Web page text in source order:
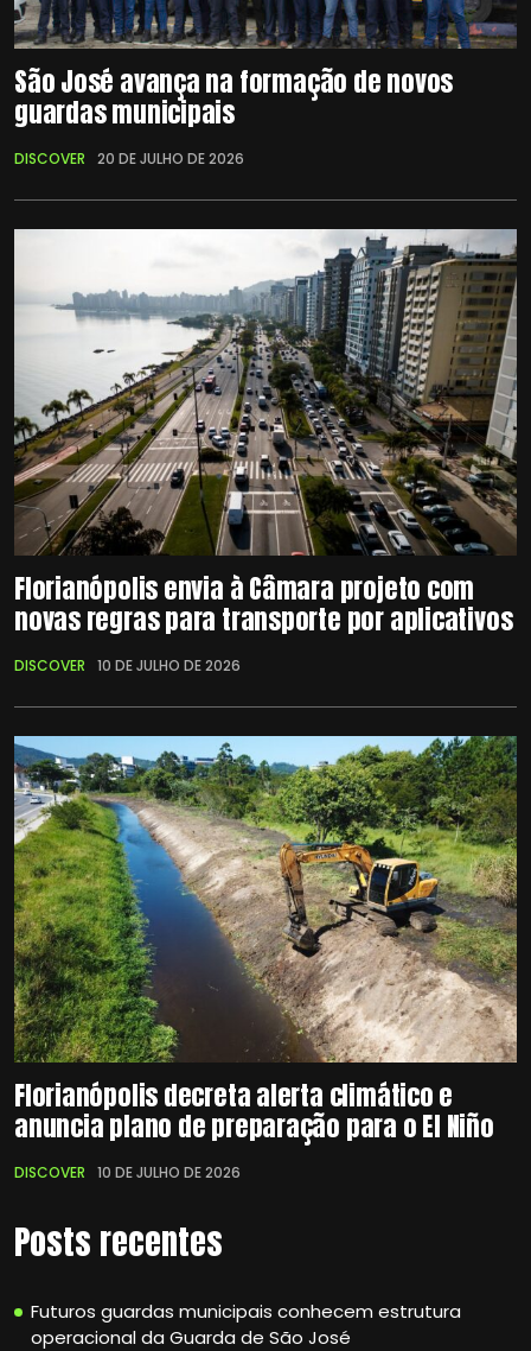
São José avança na formação de novos
guardas municipais
DISCOVER 20 DE JULHO DE 2026
Florianópolis envia à Câmara projeto com
novas regras para transporte por aplicativos
DISCOVER 10 DE JULHO DE 2026
Florianópolis decreta alerta climático e
anuncia plano de preparação para o El Niño
DISCOVER 10 DE JULHO DE 2026
Posts recentes
Futuros guardas municipais conhecem estrutura
operacional da Guarda de São José